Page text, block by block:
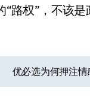
路权”，不该是
优必选为何押注情